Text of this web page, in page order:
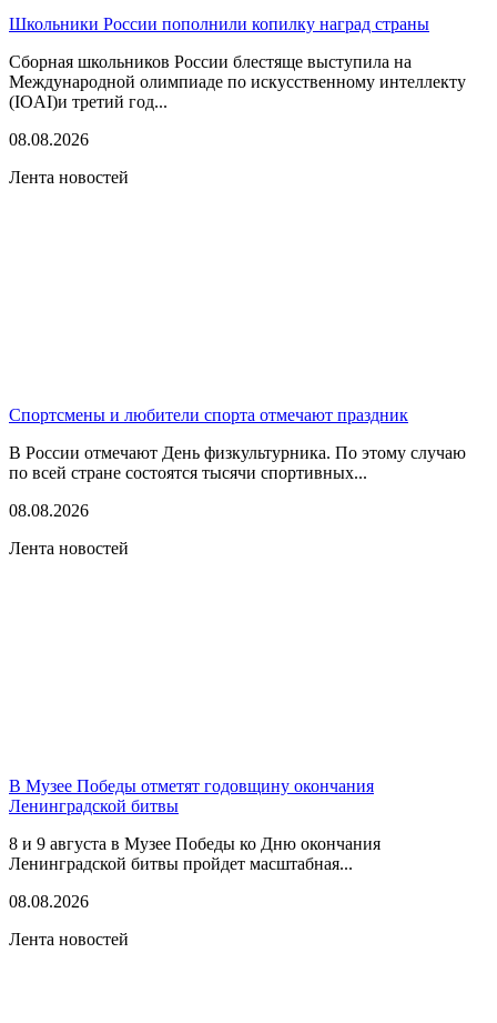
Школьники России пополнили копилку наград страны
Сборная школьников России блестяще выступила на
Международной олимпиаде по искусственному интеллекту
(IOAI)и третий год...
08.08.2026
Лента новостей
Спортсмены и любители спорта отмечают праздник
В России отмечают День физкультурника. По этому случаю
по всей стране состоятся тысячи спортивных...
08.08.2026
Лента новостей
В Музее Победы отметят годовщину окончания
Ленинградской битвы
8 и 9 августа в Музее Победы ко Дню окончания
Ленинградской битвы пройдет масштабная...
08.08.2026
Лента новостей